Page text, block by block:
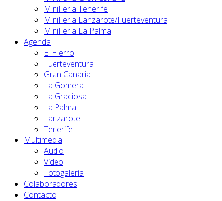
MiniFeria Tenerife
MiniFeria Lanzarote/Fuerteventura
MiniFeria La Palma
Agenda
El Hierro
Fuerteventura
Gran Canaria
La Gomera
La Graciosa
La Palma
Lanzarote
Tenerife
Multimedia
Audio
Vídeo
Fotogalería
Colaboradores
Contacto